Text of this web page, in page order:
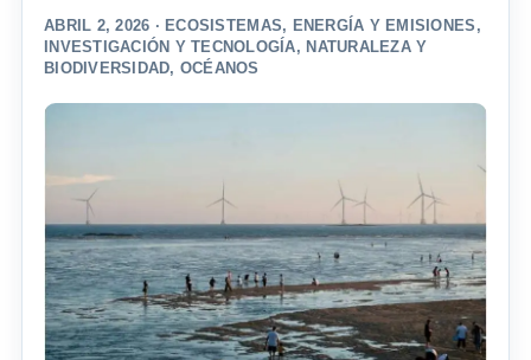
ABRIL 2, 2026 · ECOSISTEMAS, ENERGÍA Y EMISIONES ,
INVESTIGACIÓN Y TECNOLOGÍA, NATURALEZA Y
BIODIVERSIDAD, OCÉANOS